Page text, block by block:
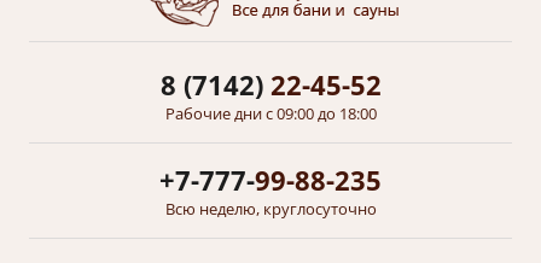
8 (7142)22-45-52
Рабочие дни с 09:00 до 18:00
+7-777-99-88-235
Всю неделю, круглосуточно